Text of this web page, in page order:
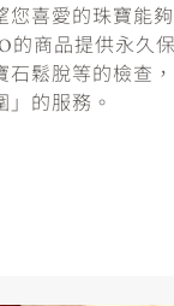
您喜愛的珠寶能
的商品提供永久
石鬆脫等的檢查
」的服務。